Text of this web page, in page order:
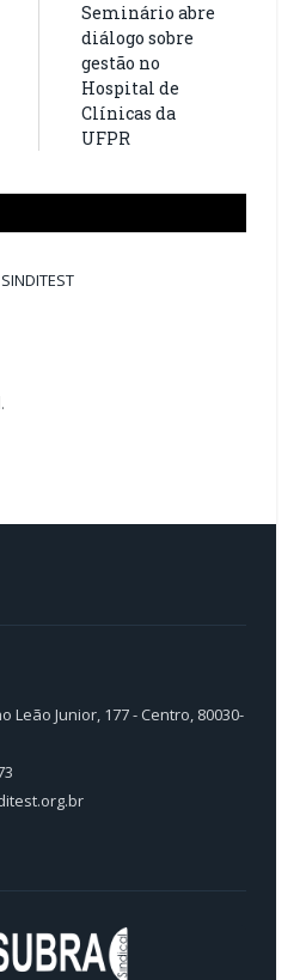
Seminário abre
diálogo sobre
gestão no
Hospital de
Clínicas da
UFPR
Leão Junior, 177 - Centro, 80030-